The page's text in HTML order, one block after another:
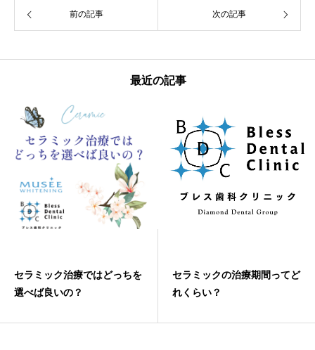
前の記事 次の記事
最近の記事
セラミック治療ではどっちを
選べば良いの？
セラミックの治療期間ってど
れくらい？